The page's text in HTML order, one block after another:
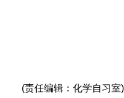
(责任编辑：化学自习室)